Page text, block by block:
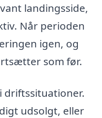
landingsside,
Når perioden
igen, og
som før.
driftssituationer.
udsolgt, eller